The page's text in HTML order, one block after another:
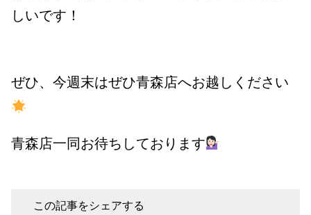
しいです！
ぜひ、今週末はぜひ青森店へお越しください
青森店一同お待ちしております
この記事をシェアする